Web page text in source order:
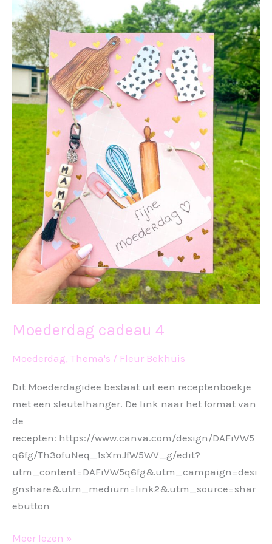
Moederdag cadeau 4
Moederdag, Thema's / Fleur Bekhuis
Dit Moederdagidee bestaat uit een receptenboekje
met een sleutelhanger. De link naar het format van
de
recepten: https://www.canva.com/design/DAFiVW5
q6fg/Th3ofuNeq_1sXmJfW5WV_g/edit?
utm_content=DAFiVW5q6fg&utm_campaign=desi
gnshare&utm_medium=link2&utm_source=shar
ebutton
Moederdag
Meer lezen »